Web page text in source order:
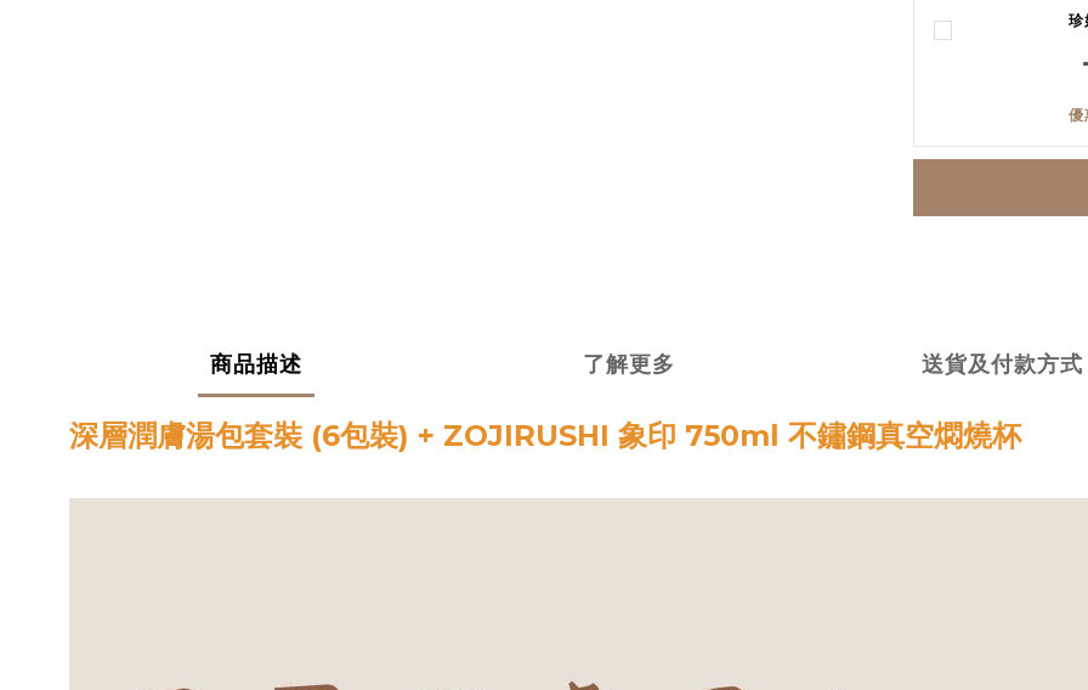
商品描述 了解更多 送貨及付款方式
深層潤膚湯包套裝 (6包裝) + ZOJIRUSHI 象印 750ml 不鏽鋼真空燜燒杯